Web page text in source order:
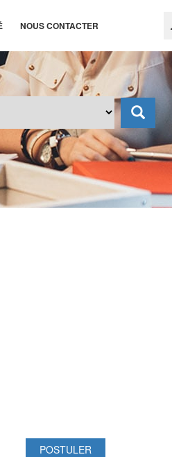
NOUS CONTACTER
POSTULER